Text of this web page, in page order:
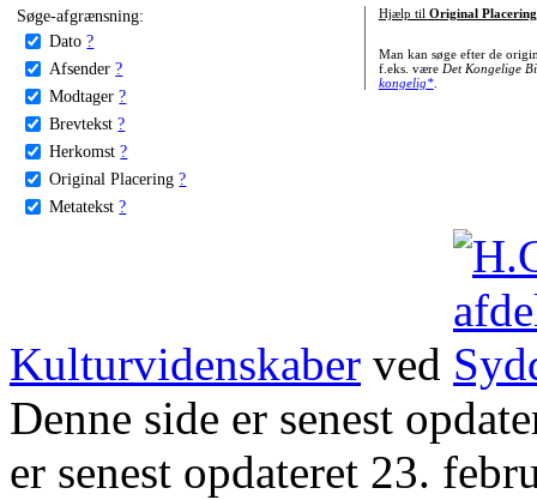
Søge-afgrænsning:
Dato ?
Afsender ?
Modtager ?
Brevtekst ?
Herkomst ?
Original Placering ?
Metatekst ?
Hjælp til Original Placering
Man kan søge efter de
f.eks. være Det Kongelige
kongelig*.
Kulturvidenskaber ved
Denne side er senest
er senest opdateret 23.